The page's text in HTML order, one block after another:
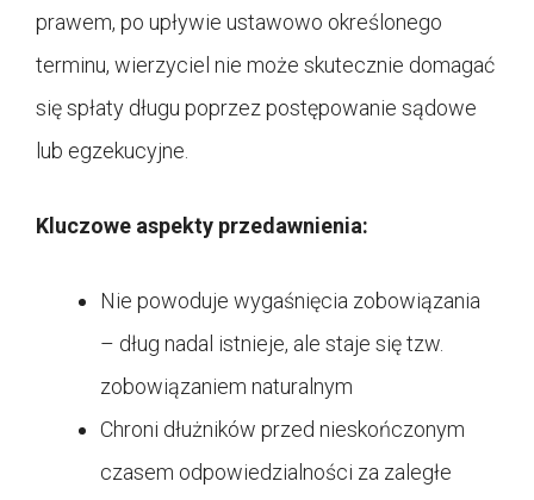
prawem, po upływie ustawowo określonego
terminu, wierzyciel nie może skutecznie domagać
się spłaty długu poprzez postępowanie sądowe
lub egzekucyjne.
Kluczowe aspekty przedawnienia:
Nie powoduje wygaśnięcia zobowiązania
– dług nadal istnieje, ale staje się tzw.
zobowiązaniem naturalnym
Chroni dłużników przed nieskończonym
czasem odpowiedzialności za zaległe